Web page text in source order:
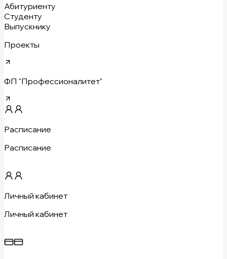
Абитуриенту
Студенту
Выпускнику
Проекты
ФП "Профессионалитет"
Расписание
Расписание
Личный кабинет
Личный кабинет